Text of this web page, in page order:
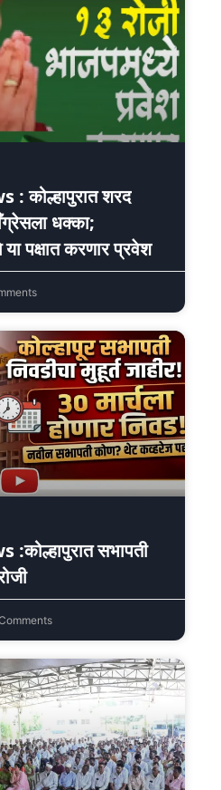
कोल्हापुरात शरद
धक्का;
पक्षात करणार प्रवेश
सभापती